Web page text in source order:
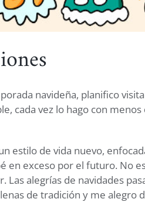
navideña, planifico
cada vez lo hago con
estilo de vida nuevo,
en exceso por el futuro. No
Las alegrías de navidades
de tradición y me alegro